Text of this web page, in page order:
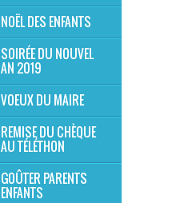
NOËL DES ENFANTS
SOIRÉE DU NOUVEL
AN 2019
VOEUX DU MAIRE
REMISE DU CHÈQUE
AU TÉLÉTHON
GOÛTER PARENTS
ENFANTS